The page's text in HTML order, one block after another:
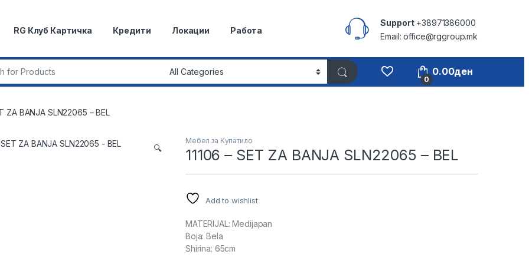
RG Клуб Картичка Кредити Локации Работа
Support+38971386000
Email: office@rggroup.mk
0
0.00ден
ZA BANJA SLN22065 – BEL
🔍
Мебел за Купатило
11106 – SET ZA BANJA SLN22065 – BEL
Add to wishlist
MATERIJAL: Medijapan
Boja: Bela
Shirina: 65cm